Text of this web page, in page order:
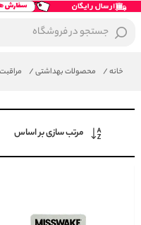
جستجو در فروشگاه
خانه/ محصولات بهداشتی/
مرتب سازی بر اساس